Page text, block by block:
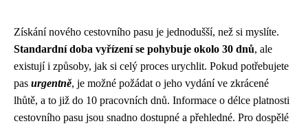
Získání nového cestovního pasu je jednodušší, než si myslíte.
Standardní doba vyřízení se pohybuje okolo 30 dnů, ale
existují i způsoby, jak si celý proces urychlit. Pokud potřebujete
pas urgentně, je možné požádat o jeho vydání ve zkrácené
lhůtě, a to již do 10 pracovních dnů. Informace o délce platnosti
cestovního pasu jsou snadno dostupné a přehledné. Pro dospělé